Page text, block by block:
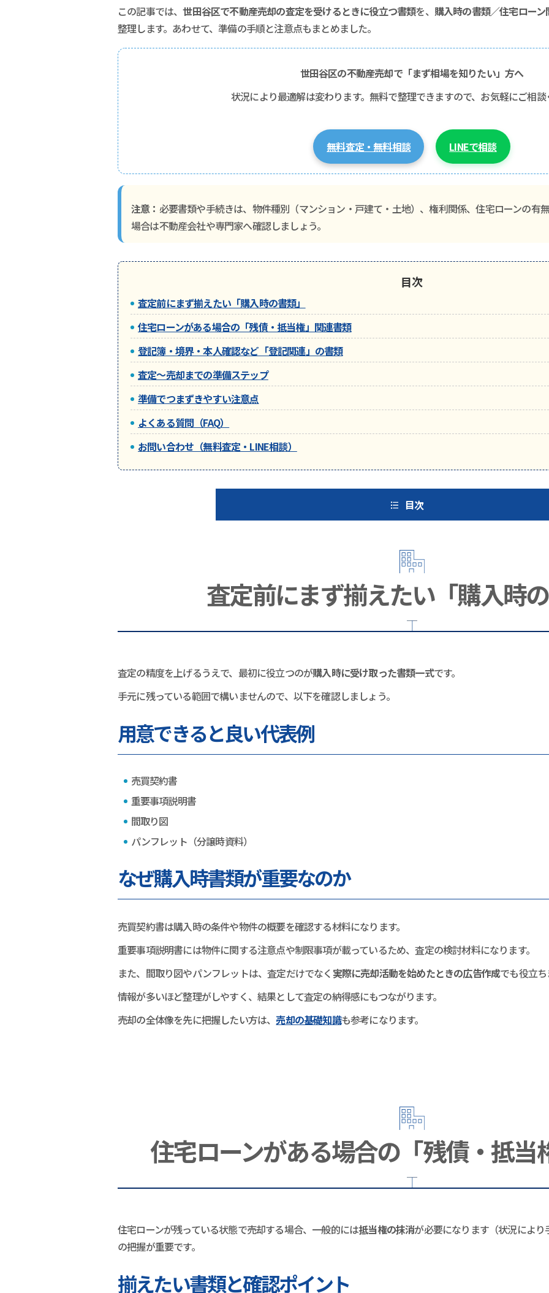
この記事では、世田谷区で不動産売却の査定を受けるときに役立つ書類を、 購入時の書類／住宅ロー
整理します。あわせて、準備の手順と注意点もまとめました。
世田谷区の不動産売却で「まず相場を知りたい」方へ
状況により最適解は変わります。無料で整理できますので、お気軽にご相
無料査定・無料相談 LINEで相談
注意： 必要書類や手続きは、物件種別（マンション・戸建て・土地）、権利関係、住宅ローンの有
場合は不動産会社や専門家へ確認しましょう。
目次
査定前にまず揃えたい「購入時の書類」
住宅ローンがある場合の「残債・抵当権」関連書類
登記簿・境界・本人確認など「登記関連」の書類
査定〜売却までの準備ステップ
準備でつまずきやすい注意点
よくある質問（FAQ）
お問い合わせ（無料査定・LINE相談）
目次
査定前にまず揃えたい「購入時
査定の精度を上げるうえで、最初に役立つのが購入時に受け取った書類一式です。
手元に残っている範囲で構いませんので、以下を確認しましょう。
用意できると良い代表例
売買契約書
重要事項説明書
間取り図
パンフレット（分譲時資料）
なぜ購入時書類が重要なのか
売買契約書は購入時の条件や物件の概要を確認する材料になります。
重要事項説明書には物件に関する注意点や制限事項が載っているため、査定の検討材料になります。
また、間取り図やパンフレットは、査定だけでなく 実際に売却活動を始めたときの広告作成でも役立ち
情報が多いほど整理がしやすく、結果として査定の納得感にもつながります。
売却の全体像を先に把握したい方は、売却の基礎知識も参考になります。
住宅ローンがある場合の「残債・抵当
住宅ローンが残っている状態で売却する場合、一般的には抵当権の抹消が必要になります（状況によ
の把握が重要です。
揃えたい書類と確認ポイント